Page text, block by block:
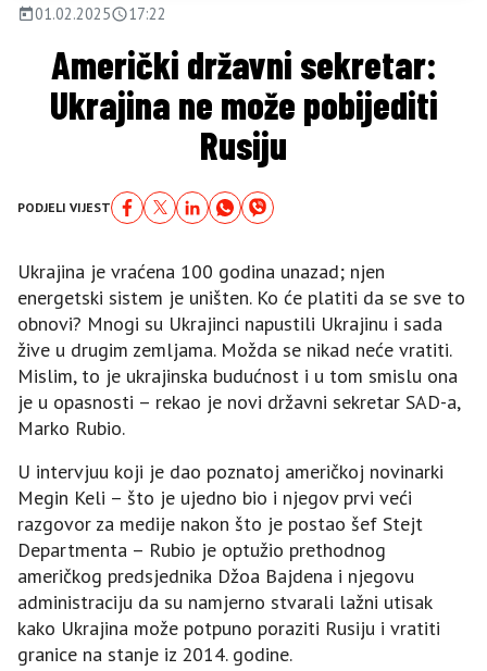
01.02.2025 17:22
Američki državni sekretar:
Ukrajina ne može pobijediti
Rusiju
PODJELI VIJEST
Ukrajina je vraćena 100 godina unazad; njen
energetski sistem je uništen. Ko će platiti da se sve to
obnovi? Mnogi su Ukrajinci napustili Ukrajinu i sada
žive u drugim zemljama. Možda se nikad neće vratiti.
Mislim, to je ukrajinska budućnost i u tom smislu ona
je u opasnosti – rekao je novi državni sekretar SAD-a,
Marko Rubio.
U intervjuu koji je dao poznatoj američkoj novinarki
Megin Keli – što je ujedno bio i njegov prvi veći
razgovor za medije nakon što je postao šef Stejt
Departmenta – Rubio je optužio prethodnog
američkog predsjednika Džoa Bajdena i njegovu
administraciju da su namjerno stvarali lažni utisak
kako Ukrajina može potpuno poraziti Rusiju i vratiti
granice na stanje iz 2014. godine.